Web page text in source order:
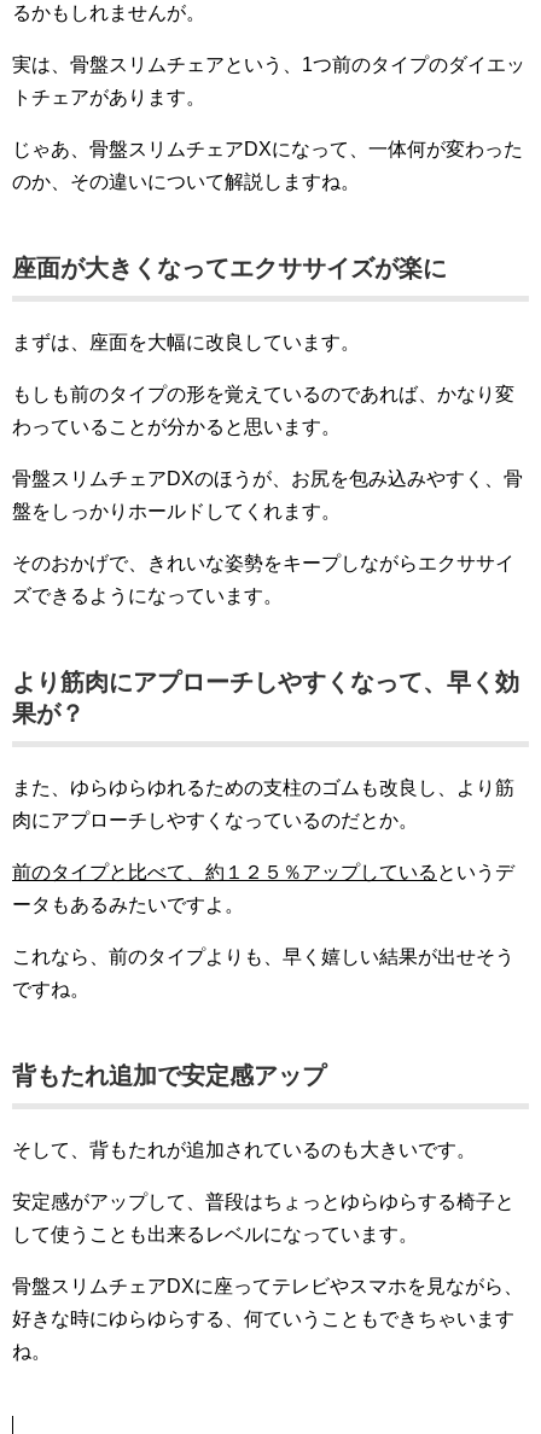
るかもしれませんが。
実は、骨盤スリムチェアという、1つ前のタイプのダイエッ
トチェアがあります。
じゃあ、骨盤スリムチェアDXになって、一体何が変わった
のか、その違いについて解説しますね。
座面が大きくなってエクササイズが楽に
まずは、座面を大幅に改良しています。
もしも前のタイプの形を覚えているのであれば、かなり変
わっていることが分かると思います。
骨盤スリムチェアDXのほうが、お尻を包み込みやすく、骨
盤をしっかりホールドしてくれます。
そのおかげで、きれいな姿勢をキープしながらエクササイ
ズできるようになっています。
より筋肉にアプローチしやすくなって、早く効
果が？
また、ゆらゆらゆれるための支柱のゴムも改良し、より筋
肉にアプローチしやすくなっているのだとか。
前のタイプと比べて、約１２５％アップしている というデ
ータもあるみたいですよ。
これなら、前のタイプよりも、早く嬉しい結果が出せそう
ですね。
背もたれ追加で安定感アップ
そして、背もたれが追加されているのも大きいです。
安定感がアップして、普段はちょっとゆらゆらする椅子と
して使うことも出来るレベルになっています。
骨盤スリムチェアDXに座ってテレビやスマホを見ながら、
好きな時にゆらゆらする、何ていうこともできちゃいます
ね。